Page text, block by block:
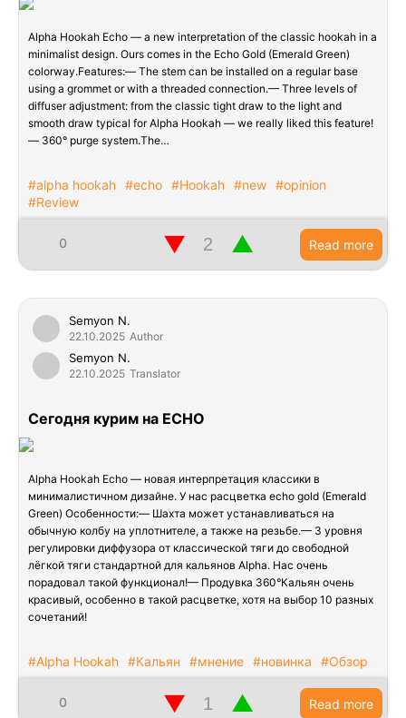
Alpha Hookah Echo — a new interpretation of the classic hookah in a
minimalist design. Ours comes in the Echo Gold (Emerald Green)
colorway.Features:— The stem can be installed on a regular base
using a grommet or with a threaded connection.— Three levels of
diffuser adjustment: from the classic tight draw to the light and
smooth draw typical for Alpha Hookah — we really liked this feature!
— 360° purge system.The…
#alpha hookah #echo #Hookah #new #opinion
#Review
0 ▲
▼ Read more
Semyon N.
22.10.2025 Author
Semyon N.
22.10.2025 Translator
Сегодня курим на ECHO
Alpha Hookah Echo — новая интерпретация классики в
минималистичном дизайне. У нас расцветка echo gold (Emerald
Green) Особенности:— Шахта может устанавливаться на
обычную колбу на уплотнителе, а также на резьбе.— 3 уровня
регулировки диффузора от классической тяги до свободной
лёгкой тяги стандартной для кальянов Alpha. Нас очень
порадовал такой функционал!— Продувка 360°Кальян очень
красивый, особенно в такой расцветке, хотя на выбор 10 разных
сочетаний!
#Alpha Hookah #Кальян #мнение #новинка #Обзор
0 ▲
▼ Read more